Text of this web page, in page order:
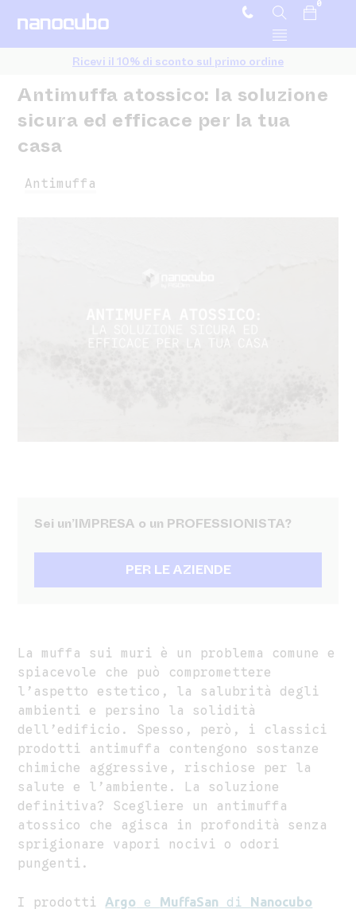
0
Ricevi il 10% di sconto sul primo ordine
Antimuffa atossico: la soluzione
sicura ed efficace per la tua
casa
Antimuffa
La muffa sui muri è un problema comune e
spiacevole che può compromettere
l’aspetto estetico, la salubrità degli
ambienti e persino la solidità
dell’edificio. Spesso, però, i classici
prodotti antimuffa contengono sostanze
chimiche aggressive, rischiose per la
salute e l’ambiente. La soluzione
definitiva? Scegliere un antimuffa
atossico che agisca in profondità senza
sprigionare vapori nocivi o odori
pungenti.
I prodottiArgo e MuffaSan di Nanocubo
Sei un’IMPRESA o un PROFESSIONISTA?
PER LE AZIENDE